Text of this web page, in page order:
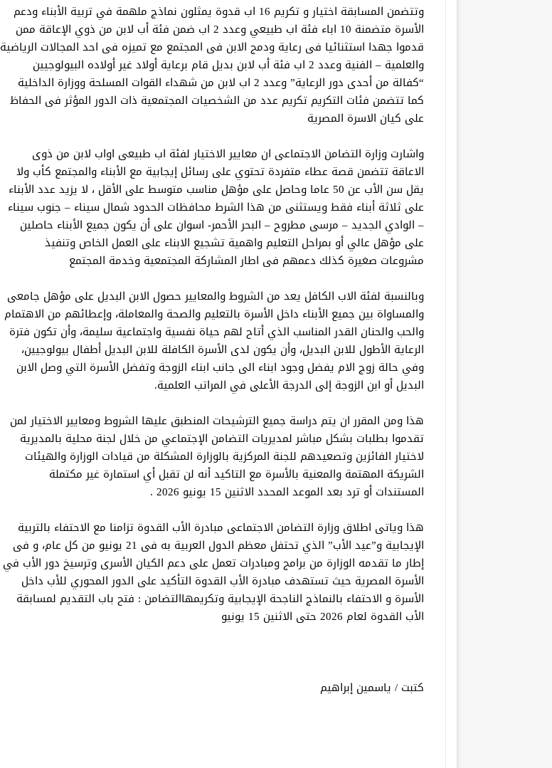
وتتضمن المسابقة اختيار و تكريم 16 اب قدوة يمثلون نماذج ملهمة في تربية الأبناء ودعم
الأسرة متضمنة 10 اباء فئة اب طبيعي وعدد 2 اب ضمن فئة أب لابن من ذوي الإعاقة ممن
قدموا جهدا استثنائيا فى رعاية ودمج الابن فى المجتمع مع تميزه فى احد المجالات الرياضية
والعلمية – الفنية وعدد 2 اب فئة أب لابن بديل قام برعاية أولاد غير أولاده البيولوجيين
“كفالة من أحدى دور الرعاية” وعدد 2 اب لابن من شهداء القوات المسلحة ووزارة الداخلية
كما تتضمن فئات التكريم تكريم عدد من الشخصيات المجتمعية ذات الدور المؤثر فى الحفاظ
على كيان الاسرة المصرية
واشارت وزارة التضامن الاجتماعى ان معايير الاختيار لفئة اب طبيعى اواب لابن من ذوى
الاعاقة تتضمن قصة عطاء متفردة تحتوي على رسائل إيجابية مع الأبناء والمجتمع كأب ولا
يقل سن الأب عن 50 عاما وحاصل على مؤهل مناسب متوسط على الأقل ، لا يزيد عدد الأبناء
على ثلاثة أبناء فقط ويستثنى من هذا الشرط محافظات الحدود شمال سيناء – جنوب سيناء
– الوادي الجديد – مرسى مطروح – البحر الأحمر- اسوان على أن يكون جميع الأبناء حاصلين
على مؤهل عالي أو بمراحل التعليم واهمية تشجيع الابناء على العمل الخاص وتنفيذ
مشروعات صغيرة كذلك دعمهم فى اطار المشاركة المجتمعية وخدمة المجتمع
وبالنسبة لفئة الاب الكافل يعد من الشروط والمعايير حصول الابن البديل على مؤهل جامعى
والمساواة بين جميع الأبناء داخل الأسرة بالتعليم والصحة والمعاملة، وإعطائهم من الاهتمام
والحب والحنان القدر المناسب الذي أتاح لهم حياة نفسية واجتماعية سليمة، وأن تكون فترة
الرعاية الأطول للابن البديل، وأن يكون لدى الأسرة الكافلة للابن البديل أطفال بيولوجيين،
وفي حالة زوج الام يفضل وجود ابناء الى جانب ابناء الزوجة وتفضل الأسرة التي وصل الابن
البديل أو ابن الزوجة إلى الدرجة الأعلى في المراتب العلمية.
هذا ومن المقرر ان يتم دراسة جميع الترشيحات المنطبق عليها الشروط ومعايير الاختيار لمن
تقدموا بطلبات بشكل مباشر لمديريات التضامن الإجتماعي من خلال لجنة محلية بالمديرية
لاختيار الفائزين وتصعيدهم للجنة المركزية بالوزارة المشكلة من قيادات الوزارة والهيئات
الشريكة المهتمة والمعنية بالأسرة مع التاكيد أنه لن تقبل أي استمارة غير مكتملة
المستندات أو ترد بعد الموعد المحدد الاثنين 15 يونيو 2026 .
هذا وياتى اطلاق وزارة التضامن الاجتماعى مبادرة الأب القدوة تزامنا مع الاحتفاء بالتربية
الإيجابية و”عيد الأب” الذي تحتفل معظم الدول العربية به فى 21 يونيو من كل عام، و فى
إطار ما تقدمه الوزارة من برامج ومبادرات تعمل على دعم الكيان الأسرى وترسيخ دور الأب في
الأسرة المصرية حيث تستهدف مبادرة الأب القدوة التأكيد على الدور المحوري للأب داخل
الأسرة و الاحتفاء بالنماذج الناجحة الإيجابية وتكريمهاالتضامن : فتح باب التقديم لمسابقة
الأب القدوة لعام 2026 حتى الاثنين 15 يونيو
كتبت / ياسمين إبراهيم